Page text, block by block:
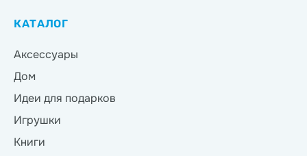
КАТАЛОГ
Аксессуары
Дом
Идеи для подарков
Игрушки
Книги